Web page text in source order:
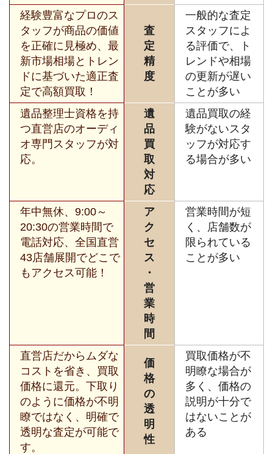
経験豊富なプロのス
タッフが商品の価値
を正確に見極め、最
新市場相場とトレン
ドに基づいた適正査
定で高額買取！
査
定
精
度
一般的な査定
スタッフによ
る評価で、ト
レンドや相場
の更新が遅い
ことが多い
遺品整理士資格を持
つ直営店のオーディ
オ専門スタッフが対
応。
遺
品
買
取
対
応
遺品買取の経
験がないスタ
ッフが対応す
る場合が多い
年中無休、9:00～
20:30の営業時間で
電話対応、全国直営
43店舗展開でどこで
もアクセス可能！
ア
ク
セ
ス
・
営
業
時
間
営業時間が短
く、店舗数が
限られている
ことが多い
直営店だからムダな
コストを省き、買取
価格に還元。下取り
のように価格が不明
瞭ではなく、明確で
透明な査定が可能で
す。
価
格
の
透
明
性
買取価格が不
明瞭な場合が
多く、価格の
説明が十分で
はないことが
ある